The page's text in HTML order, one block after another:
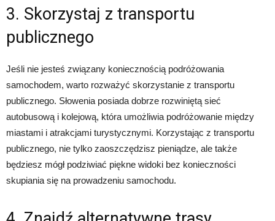
3. Skorzystaj z transportu
publicznego
Jeśli nie jesteś związany koniecznością podróżowania
samochodem, warto rozważyć skorzystanie z transportu
publicznego. Słowenia posiada dobrze rozwiniętą sieć
autobusową i kolejową, która umożliwia podróżowanie między
miastami i atrakcjami turystycznymi. Korzystając z transportu
publicznego, nie tylko zaoszczędzisz pieniądze, ale także
będziesz mógł podziwiać piękne widoki bez konieczności
skupiania się na prowadzeniu samochodu.